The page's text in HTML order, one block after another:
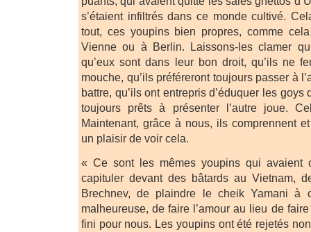
s’étaient infiltrés dans ce monde cultivé.
tout, ces youpins bien propres, comme
Vienne ou à Berlin. Laissons-les clamer
qu’eux sont dans leur bon droit, qu’ils ne
mouche, qu’ils préféreront toujours passer à
battre, qu’ils ont entrepris d’éduquer les goys
toujours prêts à présenter l’autre joue.
Maintenant, grâce à nous, ils comprennent et
un plaisir de voir cela.
« Ce sont les mêmes youpins qui avaient
capituler devant des bâtards au Vietnam,
Brechnev, de plaindre le cheik Yamani à
malheureuse, de faire l’amour au lieu de
fini pour nous. Les youpins ont été rejetés